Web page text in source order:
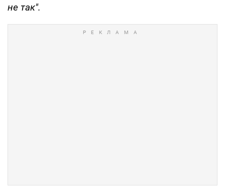
не так".